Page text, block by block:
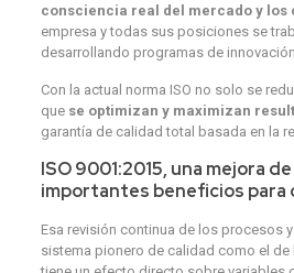
consciencia real del mercado y los
empresa y todas sus posiciones se
desarrollando programas de innovación.
Con la actual norma ISO no solo se
quese optimizan y maximizan
garantía de calidad total basada en la
ISO 9001:2015, una mejora
importantes beneficios para
Esa revisión continua de los procesos
sistema pionero de calidad como el de